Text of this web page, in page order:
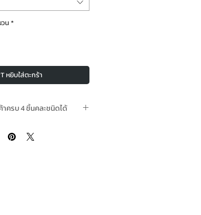
น*
หยิบใส่ตะกร้า
ครบ 4 ชิ้นคละชนิดได้